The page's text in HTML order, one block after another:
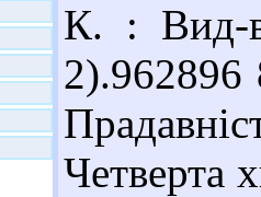
К. : Вид-
2).962896
Четверта